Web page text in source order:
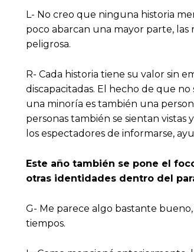
L- No creo que ninguna historia
poco abarcan una mayor parte, las
peligrosa.
R- Cada historia tiene su valor sin
discapacitadas. El hecho de que
una minoría es también una
personas también se sientan
los espectadores de informarse,
Este año también se pone el
otras identidades dentro del
G- Me parece algo bastante
tiempos.